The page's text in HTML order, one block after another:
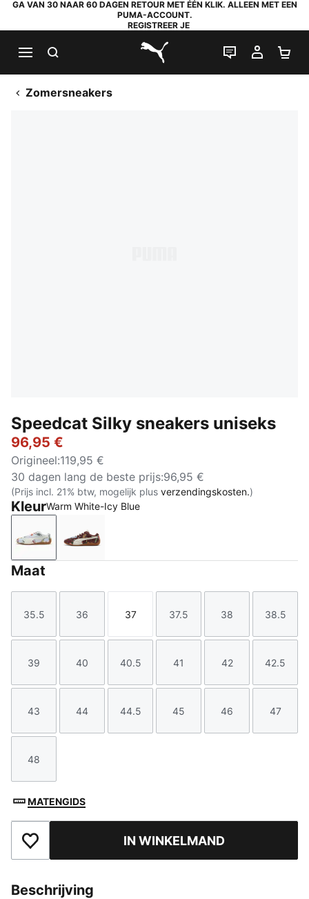
GA VAN 30 NAAR 60 DAGEN RETOUR MET ÉÉN KLIK. ALLEEN MET EEN
PUMA-ACCOUNT.
REGISTREER JE
PUMA.com
LIVE CHAT
MIJN
Zomersneakers
Speedcat Silky sneakers uniseks
96,95 €
Origineel:119,95 €
30 dagen lang de beste prijs:96,95 €
(Prijs incl. 21% btw, mogelijk plus verzendingskosten.)
KleurWarm White-Icy Blue
Warm White-Icy Blue
Chocotart-Warm White
Maat
Maat
35.5
Maat
36
Maat
37
Maat
37.5
Maat
38
Maat
38.5
Maat
39
Maat
40
Maat
40.5
Maat
41
Maat
42
Maat
42.5
Maat
43
Maat
44
Maat
44.5
Maat
45
Maat
46
Maat
47
Maat
48
MATENGIDS
Toegevoegd aan favorietenIN WINKELMAND
Beschrijving